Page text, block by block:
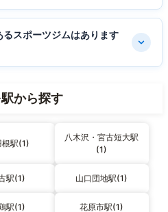
スポーツジムはあります
から探す
根駅(1)
八木沢・宮古短大駅
(1)
駅(1) 山口団地駅(1)
駅(1) 花原市駅(1)